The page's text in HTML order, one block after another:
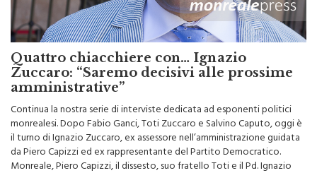
Quattro chiacchiere con… Ignazio
Zuccaro: “Saremo decisivi alle prossime
amministrative”
Continua la nostra serie di interviste dedicata ad esponenti politici
monrealesi. Dopo Fabio Ganci, Toti Zuccaro e Salvino Caputo, oggi è
il turno di Ignazio Zuccaro, ex assessore nell’amministrazione guidata
da Piero Capizzi ed ex rappresentante del Partito Democratico.
Monreale, Piero Capizzi, il dissesto, suo fratello Toti e il Pd. Ignazio
Zuccaro parla a 360 […]